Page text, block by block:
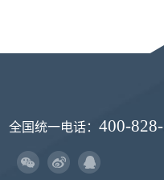
全国统一电话：400-